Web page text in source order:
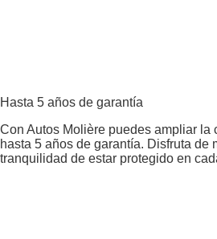
Hasta 5 años de garantía
Con Autos Molière puedes ampliar la
hasta 5 años de garantía. Disfruta de
tranquilidad de estar protegido en